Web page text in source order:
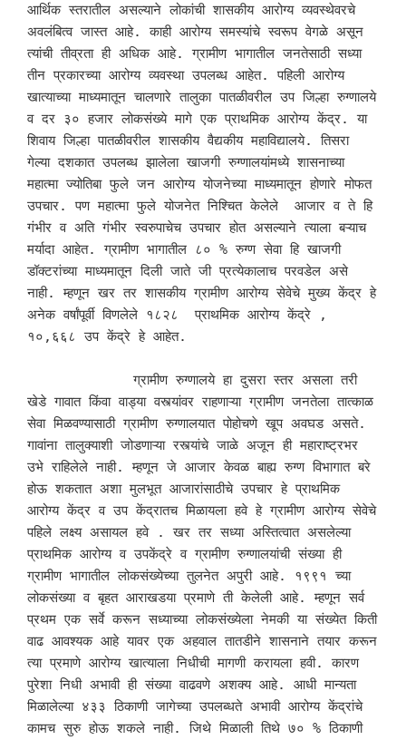
आर्थिक स्तरातील असल्याने लोकांची शासकीय आरोग्य व्यवस्थेवरचे
अवलंबित्व जास्त आहे. काही आरोग्य समस्यांचे स्वरूप वेगळे असून
त्यांची तीव्रता ही अधिक आहे. ग्रामीण भागातील जनतेसाठी सध्या
तीन प्रकारच्या आरोग्य व्यवस्था उपलब्ध आहेत. पहिली आरोग्य
खात्याच्या माध्यमातून चालणारे तालुका पातळीवरील उप जिल्हा रुग्णालये
व दर ३० हजार लोकसंख्ये मागे एक प्राथमिक आरोग्य केंद्र. या
शिवाय जिल्हा पातळीवरील शासकीय वैद्यकीय महाविद्यालये. तिसरा
गेल्या दशकात उपलब्ध झालेला खाजगी रुग्णालयांमध्ये शासनाच्या
महात्मा ज्योतिबा फुले जन आरोग्य योजनेच्या माध्यमातून होणारे मोफत
उपचार. पण महात्मा फुले योजनेत निश्चित केलेले  आजार व ते हि
गंभीर व अति गंभीर स्वरुपाचेच उपचार होत असल्याने त्याला बऱ्याच
मर्यादा आहेत. ग्रामीण भागातील ८० % रुग्ण सेवा हि खाजगी
डॉक्टरांच्या माध्यमातून दिली जाते जी प्रत्येकालाच परवडेल असे
नाही. म्हणून खर तर शासकीय ग्रामीण आरोग्य सेवेचे मुख्य केंद्र हे
अनेक वर्षांपूर्वी विणलेले १८२८  प्राथमिक आरोग्य केंद्रे ,
१०,६६८ उप केंद्रे हे आहेत.
             ग्रामीण रुग्णालये हा दुसरा स्तर असला तरी
खेडे गावात किंवा वाड्या वस्त्यांवर राहणाऱ्या ग्रामीण जनतेला तात्काळ
सेवा मिळवण्यासाठी ग्रामीण रुग्णालयात पोहोचणे खूप अवघड असते.
गावांना तालुक्याशी जोडणाऱ्या रस्त्यांचे जाळे अजून ही महाराष्ट्रभर
उभे राहिलेले नाही. म्हणून जे आजार केवळ बाह्य रुग्ण विभागात बरे
होऊ शकतात अशा मुलभूत आजारांसाठीचे उपचार हे प्राथमिक
आरोग्य केंद्र व उप केंद्रातच मिळायला हवे हे ग्रामीण आरोग्य सेवेचे
पहिले लक्ष्य असायल हवे . खर तर सध्या अस्तित्वात असलेल्या
प्राथमिक आरोग्य व उपकेंद्रे व ग्रामीण रुग्णालयांची संख्या ही
ग्रामीण भागातील लोकसंख्येच्या तुलनेत अपुरी आहे. १९९१ च्या
लोकसंख्या व बृहत आराखडया प्रमाणे ती केलेली आहे. म्हणून सर्व
प्रथम एक सर्वे करून सध्याच्या लोकसंख्येला नेमकी या संख्येत किती
वाढ आवश्यक आहे यावर एक अहवाल तातडीने शासनाने तयार करून
त्या प्रमाणे आरोग्य खात्याला निधीची मागणी करायला हवी. कारण
पुरेशा निधी अभावी ही संख्या वाढवणे अशक्य आहे. आधी मान्यता
मिळालेल्या ४३३ ठिकाणी जागेच्या उपलब्धते अभावी आरोग्य केंद्रांचे
कामच सुरु होऊ शकले नाही. जिथे मिळाली तिथे ७० % ठिकाणी